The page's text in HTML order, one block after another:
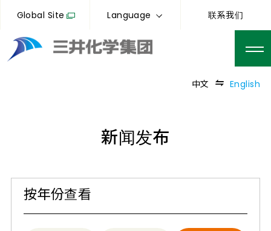
Global Site Language 联系我们
中文 English
新闻发布
按年份查看